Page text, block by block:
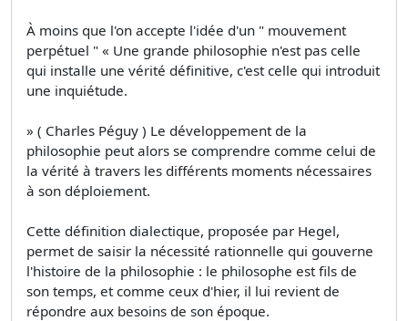
À moins que l'on accepte l'idée d'un " mouvement
perpétuel " « Une grande philosophie n'est pas celle
qui installe une vérité définitive, c'est celle qui introduit
une inquiétude.
» ( Charles Péguy ) Le développement de la
philosophie peut alors se comprendre comme celui de
la vérité à travers les différents moments nécessaires
à son déploiement.
Cette définition dialectique, proposée par Hegel,
permet de saisir la nécessité rationnelle qui gouverne
l'histoire de la philosophie : le philosophe est fils de
son temps, et comme ceux d'hier, il lui revient de
répondre aux besoins de son époque.